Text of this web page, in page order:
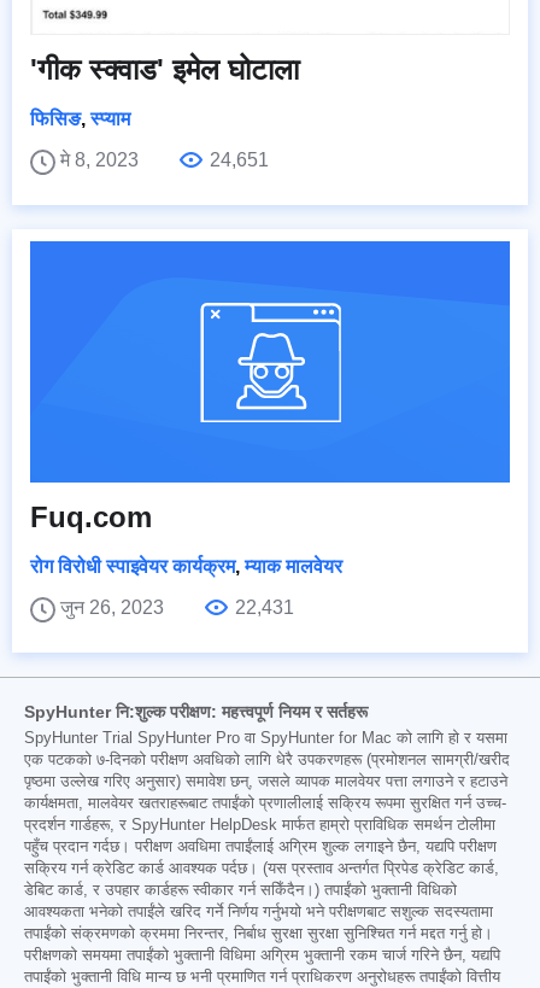
'गीक स्क्वाड' इमेल घोटाला
फिसिङ,स्प्याम
मे 8, 2023
24,651
Fuq.com
रोग विरोधी स्पाइवेयर कार्यक्रम,म्याक मालवेयर
जुन 26, 2023
22,431
SpyHunter नि:शुल्क परीक्षण: महत्त्वपूर्ण नियम र सर्तहरू
SpyHunter Trial SpyHunter Pro वा SpyHunter for Mac को लागि हो र यसमा
एक पटकको ७-दिनको परीक्षण अवधिको लागि धेरै उपकरणहरू (प्रमोशनल सामग्री/खरीद
पृष्ठमा उल्लेख गरिए अनुसार) समावेश छन्, जसले व्यापक मालवेयर पत्ता लगाउने र हटाउने
कार्यक्षमता, मालवेयर खतराहरूबाट तपाईंको प्रणालीलाई सक्रिय रूपमा सुरक्षित गर्न उच्च-
प्रदर्शन गार्डहरू, र SpyHunter HelpDesk मार्फत हाम्रो प्राविधिक समर्थन टोलीमा
पहुँच प्रदान गर्दछ। परीक्षण अवधिमा तपाईंलाई अग्रिम शुल्क लगाइने छैन, यद्यपि परीक्षण
सक्रिय गर्न क्रेडिट कार्ड आवश्यक पर्दछ। (यस प्रस्ताव अन्तर्गत प्रिपेड क्रेडिट कार्ड,
डेबिट कार्ड, र उपहार कार्डहरू स्वीकार गर्न सकिँदैन।) तपाईंको भुक्तानी विधिको
आवश्यकता भनेको तपाईंले खरिद गर्ने निर्णय गर्नुभयो भने परीक्षणबाट सशुल्क सदस्यतामा
तपाईंको संक्रमणको क्रममा निरन्तर, निर्बाध सुरक्षा सुरक्षा सुनिश्चित गर्न मद्दत गर्नु हो।
परीक्षणको समयमा तपाईंको भुक्तानी विधिमा अग्रिम भुक्तानी रकम चार्ज गरिने छैन, यद्यपि
तपाईंको भुक्तानी विधि मान्य छ भनी प्रमाणित गर्न प्राधिकरण अनुरोधहरू तपाईंको वित्तीय